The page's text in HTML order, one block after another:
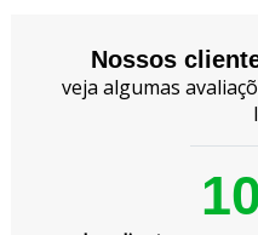
Nossos
veja algumas